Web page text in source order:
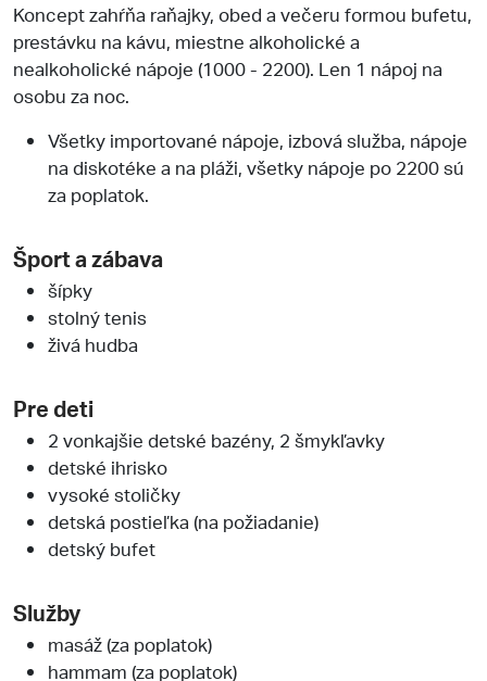
Koncept zahŕňa raňajky, obed a večeru formou bufetu,
prestávku na kávu, miestne alkoholické a
nealkoholické nápoje (1000 - 2200). Len 1 nápoj na
osobu za noc.
Všetky importované nápoje, izbová služba, nápoje
na diskotéke a na pláži, všetky nápoje po 2200 sú
za poplatok.
Šport a zábava
šípky
stolný tenis
živá hudba
Pre deti
2 vonkajšie detské bazény, 2 šmykľavky
detské ihrisko
vysoké stoličky
detská postieľka (na požiadanie)
detský bufet
Služby
masáž (za poplatok)
hammam (za poplatok)